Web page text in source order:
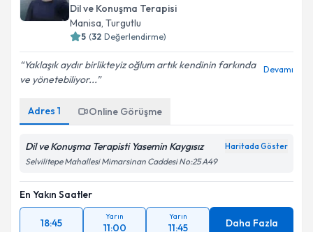
Dil ve Konuşma Terapisi
Manisa, Turgutlu
5 (32 Değerlendirme)
Yaklaşık aydır birlikteyiz oğlum artık kendinin farkında
ve yönetebiliyor...
Devamı
Adres 1 Online Görüşme
Dil ve Konuşma Terapisti Yasemin Kaygısız Haritada Göster
Selvilitepe Mahallesi Mimarsinan Caddesi No:25 A49
En Yakın Saatler
18:45
Yarın
11:00
Yarın
11:45 Daha Fazla